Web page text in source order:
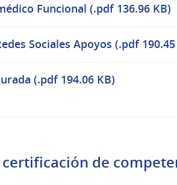
Funcional (.pdf 136.96 KB)
Sociales Apoyos (.pdf 190.45
(.pdf 194.06 KB)
de